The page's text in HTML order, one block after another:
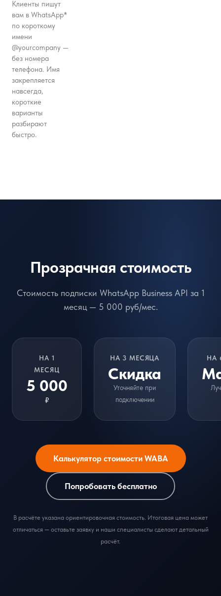
Клиенты пишут
вам в WhatsApp*
по короткому
имени
@yourcompany —
без номера
телефона. Имя
закрепляется
навсегда,
короткие
варианты
разбирают
быстро.
Прозрачная стоимость
Стоимость подписки WhatsApp Business API за 1
месяц — 5 000 руб/мес.
НА 1
МЕСЯЦ
5 000
₽
НА 3 МЕСЯЦА
Скидка
Уточняйте при
подключении
НА
Калькулятор стоимости WABA
Попробовать бесплатно
В расчёте указана ориентировочная стоимость. Итоговая цена может
отличаться — оставьте заявку и наши специалисты сделают детальный
расчёт.